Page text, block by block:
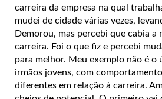
carreira da empresa na qual
mudei de cidade várias vezes,
Demorou, mas percebi que cabia a
carreira. Foi o que fiz e percebi
para melhor. Meu exemplo não é o
irmãos jovens, com
diferentes em relação à carreira.